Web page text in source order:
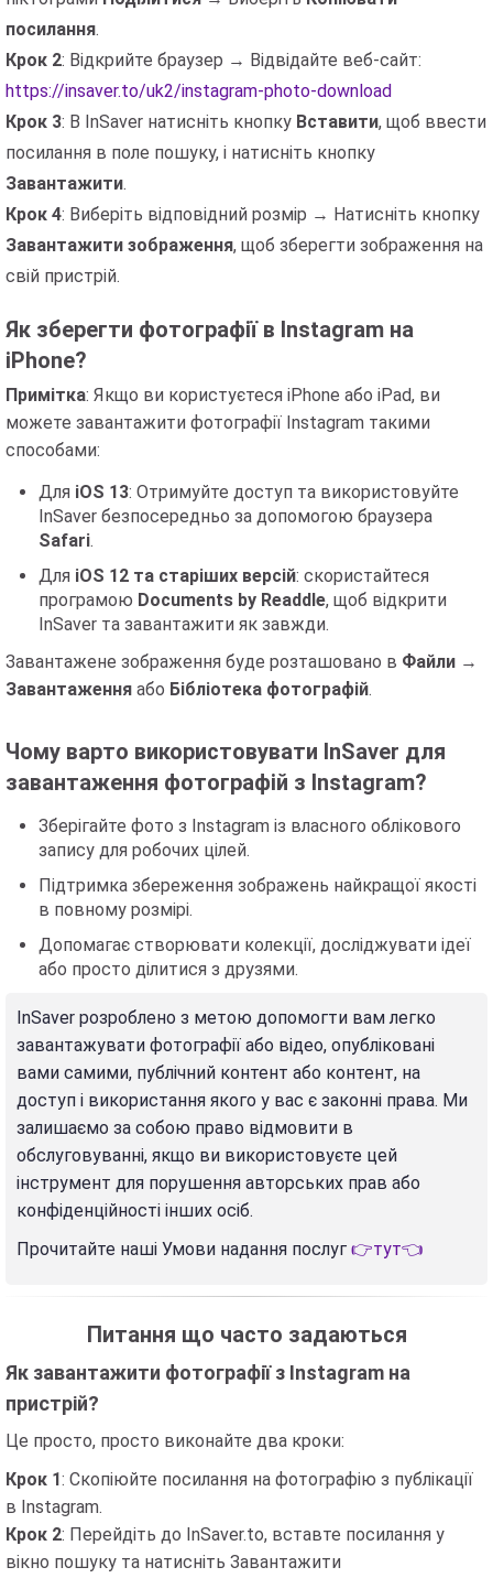
посилання.
Крок 2: Відкрийте браузер → Відвідайте веб-сайт:
https://insaver.to/uk2/instagram-photo-download
Крок 3: В InSaver натисніть кнопку Вставити, щоб ввести
посилання в поле пошуку, і натисніть кнопку
Завантажити.
Крок 4: Виберіть відповідний розмір → Натисніть кнопку
Завантажити зображення, щоб зберегти зображення на
свій пристрій.
Як зберегти фотографії в Instagram на
iPhone?
Примітка: Якщо ви користуєтеся iPhone або iPad, ви
можете завантажити фотографії Instagram такими
способами:
Для iOS 13: Отримуйте доступ та використовуйте
InSaver безпосередньо за допомогою браузера
Safari.
Для iOS 12 та старіших версій: скористайтеся
програмою Documents by Readdle, щоб відкрити
InSaver та завантажити як завжди.
Завантажене зображення буде розташовано в Файли →
Завантаження або Бібліотека фотографій.
Чому варто використовувати InSaver для
завантаження фотографій з Instagram?
Зберігайте фото з Instagram із власного облікового
запису для робочих цілей.
Підтримка збереження зображень найкращої якості
в повному розмірі.
Допомагає створювати колекції, досліджувати ідеї
або просто ділитися з друзями.
InSaver розроблено з метою допомогти вам легко
завантажувати фотографії або відео, опубліковані
вами самими, публічний контент або контент, на
доступ і використання якого у вас є законні права. Ми
залишаємо за собою право відмовити в
обслуговуванні, якщо ви використовуєте цей
інструмент для порушення авторських прав або
конфіденційності інших осіб.
Прочитайте наші Умови надання послуг 👉тут👈
Питання що часто задаються
Як завантажити фотографії з Instagram на
пристрій?
Це просто, просто виконайте два кроки:
Крок 1: Скопіюйте посилання на фотографію з публікації
в Instagram.
Крок 2: Перейдіть до InSaver.to, вставте посилання у
вікно пошуку та натисніть Завантажити